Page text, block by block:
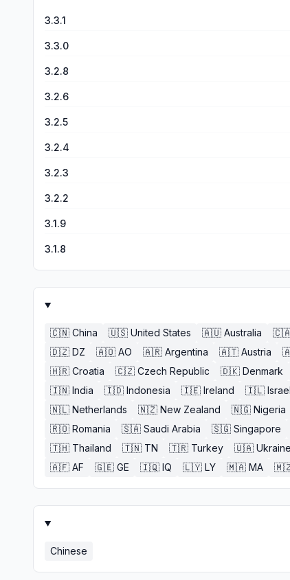
3.3.1
3.3.0
3.2.8
3.2.6
3.2.5
3.2.4
3.2.3
3.2.2
3.1.9
3.1.8
🇨🇳 China 🇺🇸 United States 🇦🇺 Australia
🇩🇿 DZ 🇦🇴 AO 🇦🇷 Argentina 🇦🇹 Austria
🇭🇷 Croatia 🇨🇿 Czech Republic 🇩🇰 Denmark
🇮🇳 India 🇮🇩 Indonesia 🇮🇪 Ireland 🇮🇱 Israel
🇳🇱 Netherlands 🇳🇿 New Zealand 🇳🇬 Nigeria
🇷🇴 Romania 🇸🇦 Saudi Arabia 🇸🇬 Singapore
🇹🇭 Thailand 🇹🇳 TN 🇹🇷 Turkey 🇺🇦 Ukraine
🇦🇫 AF 🇬🇪 GE 🇮🇶 IQ 🇱🇾 LY 🇲🇦 MA
Chinese